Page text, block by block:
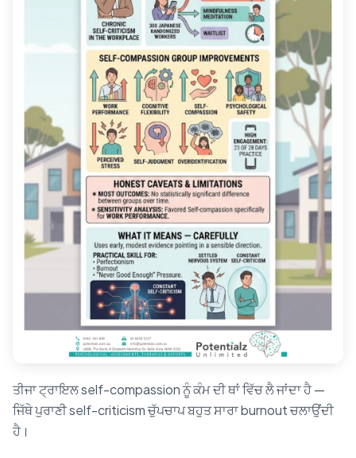
ਤੀਜਾ ਟ੍ਰਾਇਲ self-compassion ਨੂੰ ਕੰਮ ਦੀ ਥਾਂ ਵਿੱਚ ਲੈ ਜਾਂਦਾ ਹੈ —
ਜਿੱਥੇ ਪੁਰਾਣੀ self-criticism ਚੁੱਪਚਾਪ ਬਹੁਤ ਸਾਰਾ burnout ਚਲਾਉਂਦੀ
ਹੈ।